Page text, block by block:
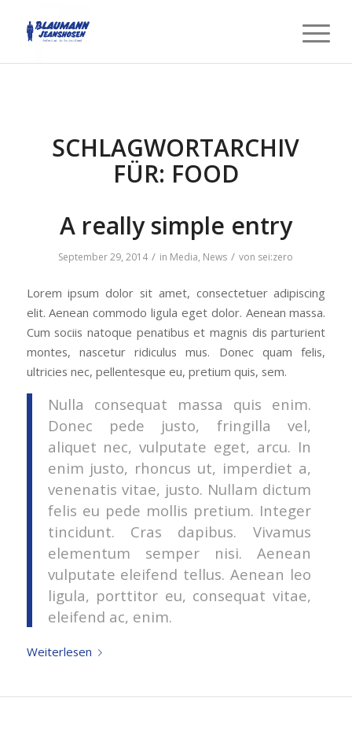
SCHLAGWORTARCHIV
FÜR: FOOD
A really simple entry
September 29, 2014 / in Media, News / von sei:zero
Lorem ipsum dolor sit amet, consectetuer adipiscing
elit. Aenean commodo ligula eget dolor. Aenean massa.
Cum sociis natoque penatibus et magnis dis parturient
montes, nascetur ridiculus mus. Donec quam felis,
ultricies nec, pellentesque eu, pretium quis, sem.
Nulla consequat massa quis enim.
Donec pede justo, fringilla vel,
aliquet nec, vulputate eget, arcu. In
enim justo, rhoncus ut, imperdiet a,
venenatis vitae, justo. Nullam dictum
felis eu pede mollis pretium. Integer
tincidunt. Cras dapibus. Vivamus
elementum semper nisi. Aenean
vulputate eleifend tellus. Aenean leo
ligula, porttitor eu, consequat vitae,
eleifend ac, enim.
Weiterlesen